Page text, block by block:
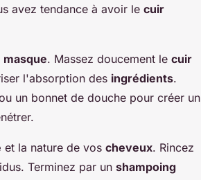
avez tendance à avoir le cuir
masque. Massez doucement le cuir
l'absorption des ingrédients.
un bonnet de douche pour créer un
et la nature de vos cheveux. Rincez
Terminez par un shampoing